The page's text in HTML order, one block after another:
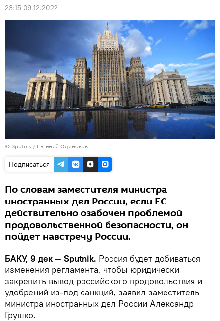
23:15 09.12.2022
© Sputnik / Евгений Одиноков
Подписаться
По словам заместителя министра
иностранных дел России, если ЕС
действительно озабочен проблемой
продовольственной безопасности, он
пойдет навстречу России.
БАКУ, 9 дек — Sputnik. Россия будет добиваться
изменения регламента, чтобы юридически
закрепить вывод российского продовольствия и
удобрений из-под санкций, заявил заместитель
министра иностранных дел России Александр
Грушко.